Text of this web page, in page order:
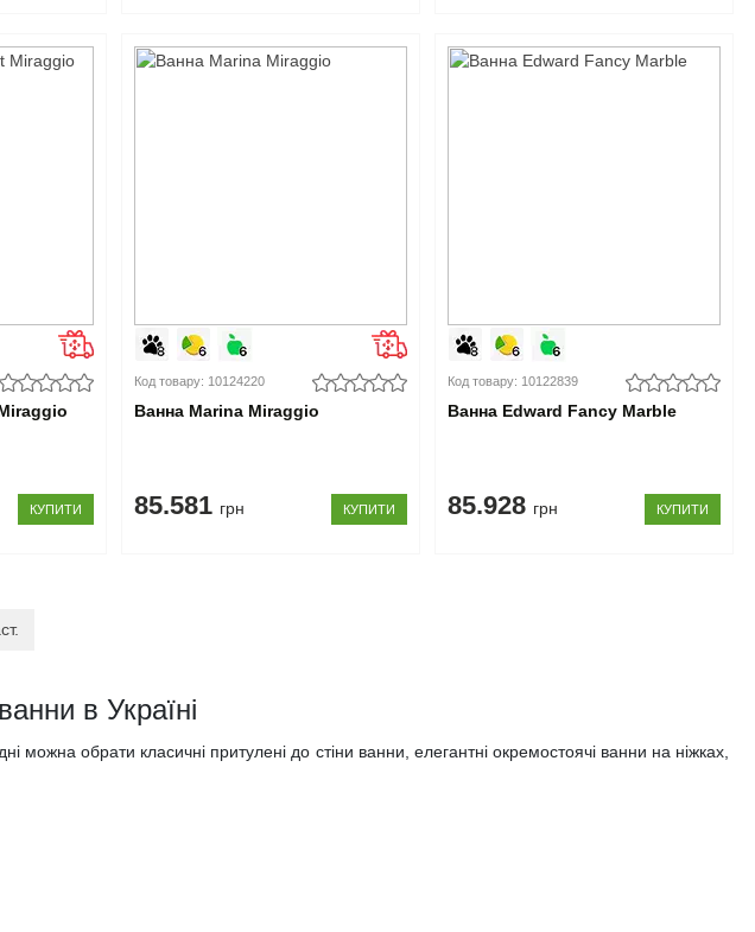
КУПИТИ
Код товару: 10124220
Ванна Marina Miraggio
85.581 грн КУПИТИ
Код товару: 10122839
Ванна Edward Fancy Marble
85.928 грн КУПИТИ
в Україні
можна обрати класичні притулені до стіни ванни, елегантні окремостоячі ванни на ніжках,